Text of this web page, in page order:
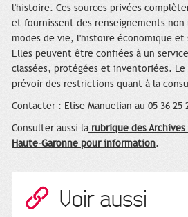
l'histoire. Ces sources privées
et fournissent des renseignements non
modes de vie, l'histoire économique
Elles peuvent être confiées à un
classées, protégées et inventoriées.
prévoir des restrictions quant à la
Contacter : Elise Manuelian au 05 36 25
Consulter aussi la rubrique des
Haute-Garonne pour information.
Voir aussi